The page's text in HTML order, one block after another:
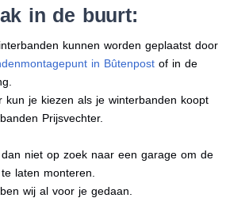
in de buurt:
kunnen worden geplaatst door
in Bûtenpost of in de
kun je kiezen als je winterbanden koopt
Prijsvechter.
niet op zoek naar een garage om de
laten monteren.
wij al voor je gedaan.